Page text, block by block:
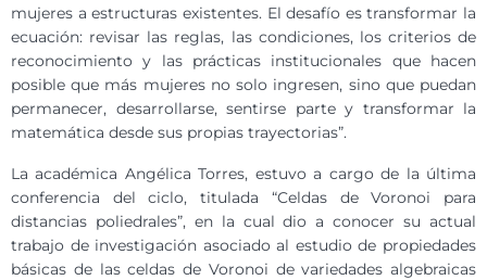
mujeres a estructuras existentes. El desafío es transformar la
ecuación: revisar las reglas, las condiciones, los criterios de
reconocimiento y las prácticas institucionales que hacen
posible que más mujeres no solo ingresen, sino que puedan
permanecer, desarrollarse, sentirse parte y transformar la
matemática desde sus propias trayectorias”.
La académica Angélica Torres, estuvo a cargo de la última
conferencia del ciclo, titulada “Celdas de Voronoi para
distancias poliedrales”, en la cual dio a conocer su actual
trabajo de investigación asociado al estudio de propiedades
básicas de las celdas de Voronoi de variedades algebraicas